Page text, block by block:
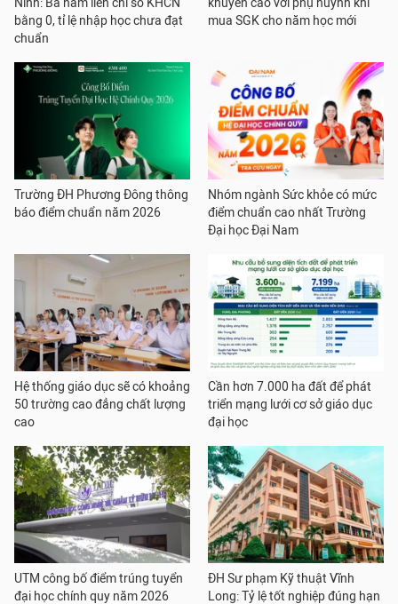
Ninh: Ba năm liền chỉ số KHCN
bằng 0, tỉ lệ nhập học chưa đạt
chuẩn
khuyến cáo với phụ huynh khi
mua SGK cho năm học mới
Trường ĐH Phương Đông thông
báo điểm chuẩn năm 2026
Nhóm ngành Sức khỏe có mức
điểm chuẩn cao nhất Trường
Đại học Đại Nam
Hệ thống giáo dục sẽ có khoảng
50 trường cao đẳng chất lượng
cao
Cần hơn 7.000 ha đất để phát
triển mạng lưới cơ sở giáo dục
đại học
UTM công bố điểm trúng tuyển
đại học chính quy năm 2026
ĐH Sư phạm Kỹ thuật Vĩnh
Long: Tỷ lệ tốt nghiệp đúng hạn